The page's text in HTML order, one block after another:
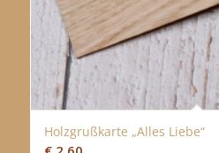
Holzgrußkarte „Alles Liebe“